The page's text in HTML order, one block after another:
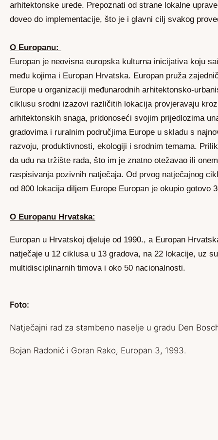
arhitektonske urede. Prepoznati od strane lokalne
doveo do implementacije, što je i glavni cilj svakog
O Europanu:
Europan je neovisna europska kulturna inicijativa koju
među kojima i Europan Hrvatska. Europan pruža
Europe u organizaciji međunarodnih arhitektonsko-
ciklusu srodni izazovi različitih lokacija provjeravaju
arhitektonskih snaga, pridonoseći svojim prijedlozima
gradovima i ruralnim područjima Europe u skladu s
razvoju, produktivnosti, ekologiji i srodnim temama.
da uđu na tržište rada, što im je znatno otežavao ili
raspisivanja pozivnih natječaja. Od prvog natječajnog
od 800 lokacija diljem Europe Europan je okupio gotovo
O Europanu Hrvatska:
Europan u Hrvatskoj djeluje od 1990., a Europan
natječaje u 12 ciklusa u 13 gradova, na 22 lokacije, uz
multidisciplinarnih timova i oko 50 nacionalnosti.
Foto:
Natječajni rad za stambeno naselje u gradu Den
Bojan Radonić i Goran Rako, Europan 3, 1993.